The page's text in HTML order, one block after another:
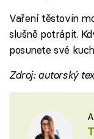
Vaření těstovin
slušně potrápit.
posunete své
Zdroj: autorský